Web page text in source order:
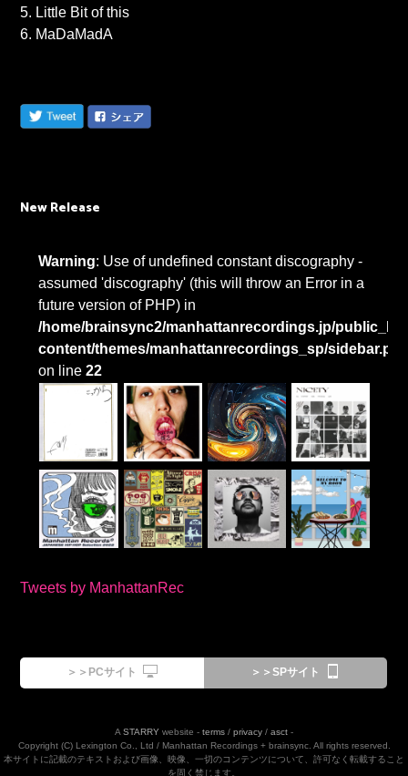
5. Little Bit of this
6. MaDaMadA
New Release
Warning: Use of undefined constant discography -
assumed 'discography' (this will throw an Error in a
future version of PHP) in
/home/brainsync2/manhattanrecordings.jp/
content/themes/manhattanrecordings_sp/
on line22
Tweets by ManhattanRec
＞＞PCサイト ＞＞SPサイト
A STARRY website - terms / privacy / asct -
Copyright (C) Lexington Co., Ltd / Manhattan Recordings + brainsync. All rights reserved.
本サイトに記載のテキストおよび画像、映像、一切のコンテンツについて、許可なく転載すること
を固く禁じます。